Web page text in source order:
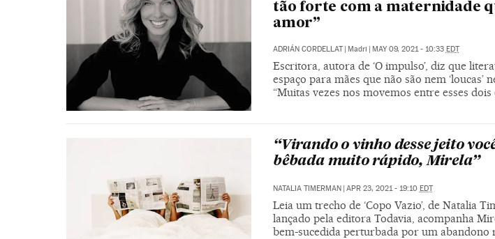
tão forte com a maternidade
amor”
ADRIÁN CORDELLAT Madri MAY 09, 2021 - 10:33 EDT
Escritora, autora de ‘O impulso’, diz que
espaço para mães que não são nem ‘loucas’
“Muitas vezes nos movemos entre esses dois
“Virando o vinho desse jeito
bêbada muito rápido, Mirela”
NATALIA TIMERMAN | APR 23, 2021 - 19:10 EDT
Leia um trecho de ‘Copo Vazio’, de Natalia
lançado pela editora Todavia, acompanha
bem-sucedida perturbada por um abandono